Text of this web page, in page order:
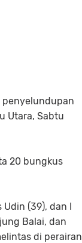
penyelundupan
Utara, Sabtu
20 bungkus
(39), dan I
Balai, dan
di perairan